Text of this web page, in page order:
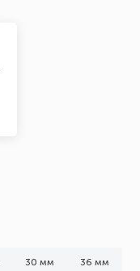
30 мм 36 мм